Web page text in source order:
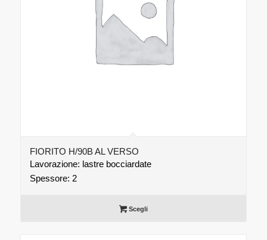
FIORITO H/90B AL VERSO
Lavorazione: lastre bocciardate
Spessore: 2
Scegli